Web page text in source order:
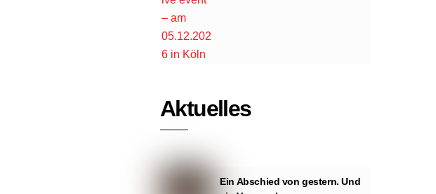
Aktuelles
Ein Abschied von gestern. Und